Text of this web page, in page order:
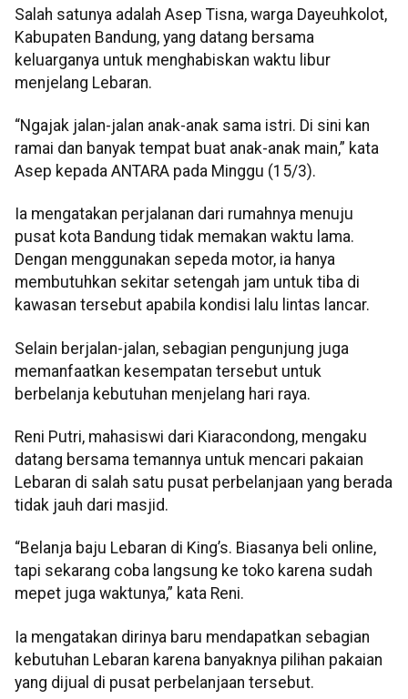
Salah satunya adalah Asep Tisna, warga Dayeuhkolot,
Kabupaten Bandung, yang datang bersama
keluarganya untuk menghabiskan waktu libur
menjelang Lebaran.
“Ngajak jalan-jalan anak-anak sama istri. Di sini kan
ramai dan banyak tempat buat anak-anak main,” kata
Asep kepada ANTARA pada Minggu (15/3).
Ia mengatakan perjalanan dari rumahnya menuju
pusat kota Bandung tidak memakan waktu lama.
Dengan menggunakan sepeda motor, ia hanya
membutuhkan sekitar setengah jam untuk tiba di
kawasan tersebut apabila kondisi lalu lintas lancar.
Selain berjalan-jalan, sebagian pengunjung juga
memanfaatkan kesempatan tersebut untuk
berbelanja kebutuhan menjelang hari raya.
Reni Putri, mahasiswi dari Kiaracondong, mengaku
datang bersama temannya untuk mencari pakaian
Lebaran di salah satu pusat perbelanjaan yang berada
tidak jauh dari masjid.
“Belanja baju Lebaran di King’s. Biasanya beli online,
tapi sekarang coba langsung ke toko karena sudah
mepet juga waktunya,” kata Reni.
Ia mengatakan dirinya baru mendapatkan sebagian
kebutuhan Lebaran karena banyaknya pilihan pakaian
yang dijual di pusat perbelanjaan tersebut.